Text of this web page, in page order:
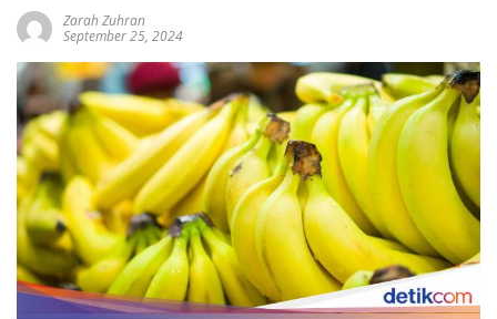
Zarah Zuhran
September 25, 2024